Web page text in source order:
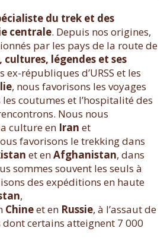
du trek et des
centrale. Depuis nos origines,
par les pays de la route de
cultures, légendes et ses
ex-républiques d’URSS et les
, nous favorisons les voyages
coutumes et l’hospitalité des
Nous nous
culture en Iran et
favorisons le trekking dans
et enAfghanistan, dans
sommes souvent les seuls à
des expéditions en haute
,
Chineet en Russie, à l’assaut de
certains atteignent 7 000